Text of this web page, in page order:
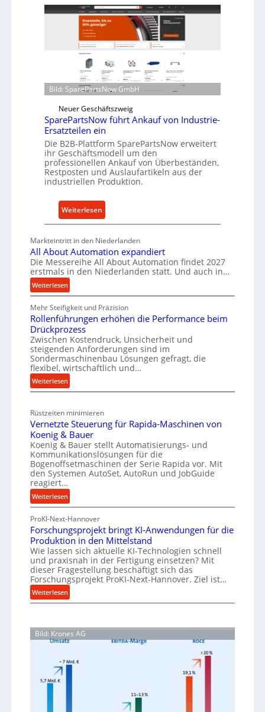
f
ü
i
d
i
r
e
k
t
e
A
n
t
e
e
l
l
e
n
t
w
i
c
k
e
l
t
X
0
-
l
a
t
f
o
r
w
e
i
e
Bild: SparePartsNow GmbH
Neuer Geschäftszweig
SparePartsNow führt Ankauf von Industrie-
Ersatzteilen ein
Die B2B-Plattform SparePartsNow erweitert
ihr Geschäftsmodell um den
professionellen Ankauf von Überbeständen,
Restposten und Auslaufartikeln aus der
industriellen Produktion.
Weiterlesen:
S
a
r
e
a
r
t
N
o
w
ü
r
A
n
k
f
o
n
I
n
d
s
Markteintritt in den Niederlanden
All About Automation expandiert
Die Messereihe All About Automation findet 2027
erstmals in den Niederlanden statt. Und auch in…
Weiterlesen:
A
l
l
A
b
o
u
t
A
m
a
t
i
o
n
e
x
p
a
n
d
i
e
r
t
Mehr Steifigkeit und Präzision
Rollenführungen erhöhen die Performance beim
Drückprozess
Zwischen Kostendruck, Unsicherheit und
steigenden Anforderungen sind im
Sondermaschinenbau Lösungen gefragt, die
flexibel, wirtschaftlich und…
Weiterlesen:
R
l
l
e
n
f
ü
r
u
n
g
e
n
e
r
h
ö
h
n
d
e
Rüstzeiten minimieren
Vernetzte Steuerung für Rapida-Maschinen von
Koenig & Bauer
Koenig & Bauer stellt Automatisierungs- und
Kommunikationslösungen für die
Bogenoffsetmaschinen der Serie Rapida vor. Mit
den Systemen AutoSet, AutoRun und JobGuide
reagiert…
Weiterlesen:
V
e
r
n
e
t
z
t
e
e
u
r
ProKI-Next-Hannover
Forschungsprojekt bringt KI-Anwendungen für die
Produktion in den Mittelstand
Wie lassen sich aktuelle KI-Technologien schnell
und praxisnah in der Fertigung einsetzen? Mit
dieser Fragestellung beschäftigt sich das
Forschungsprojekt ProKI-Next-Hannover. Ziel ist…
Weiterlesen:
F
r
s
h
Bild: Krones AG